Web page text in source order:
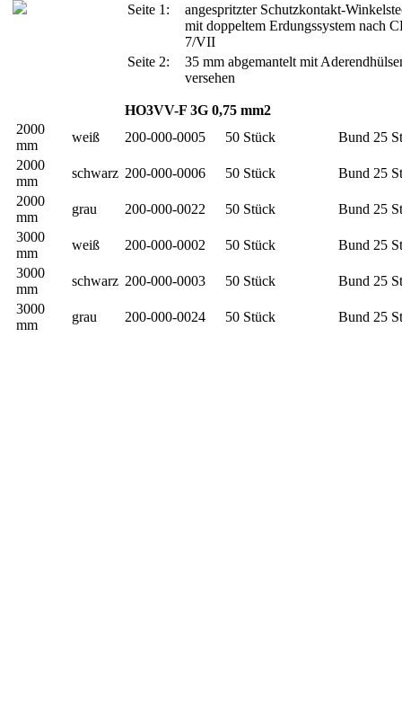
Seite 1:
angespritzter Schutzkontakt-
mit doppeltem Erdungssystem nach
7/VII
Seite 2:
35 mm abgemantelt mit
versehen
HO3VV-F 3G 0,75 mm2
2000
mm
weiß 200-000-0005 50 Stück
Bund 25
2000
mm
schwarz 200-000-0006 50 Stück
Bund 25
2000
mm
grau 200-000-0022 50 Stück
Bund 25
3000
mm
weiß 200-000-0002 50 Stück
Bund 25
3000
mm
schwarz 200-000-0003 50 Stück
Bund 25
3000
mm
grau 200-000-0024 50 Stück Bund 25